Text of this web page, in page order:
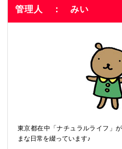
管理人 ： みい
東京都在中「ナチュラルライフ」
まな日常を綴っています♪